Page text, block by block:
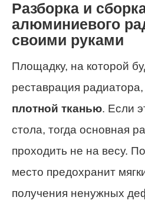
Разборка и
алюминиевого
своими руками
Площадку, на которой
реставрация радиатора,
плотной тканью. Если
стола, тогда основная
проходить не на весу.
место предохранит
получения ненужных